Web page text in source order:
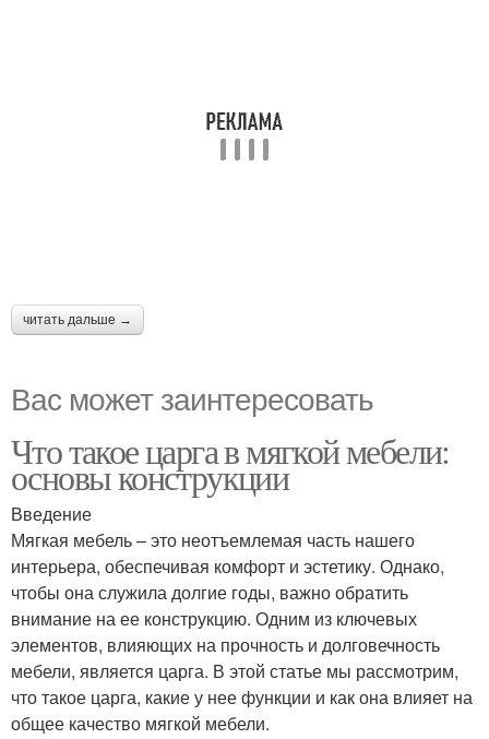
читать дальше →
Вас может заинтересовать
Что такое царга в мягкой мебели:
основы конструкции
Введение
Мягкая мебель – это неотъемлемая часть нашего
интерьера, обеспечивая комфорт и эстетику. Однако,
чтобы она служила долгие годы, важно обратить
внимание на ее конструкцию. Одним из ключевых
элементов, влияющих на прочность и долговечность
мебели, является царга. В этой статье мы рассмотрим,
что такое царга, какие у нее функции и как она влияет на
общее качество мягкой мебели.